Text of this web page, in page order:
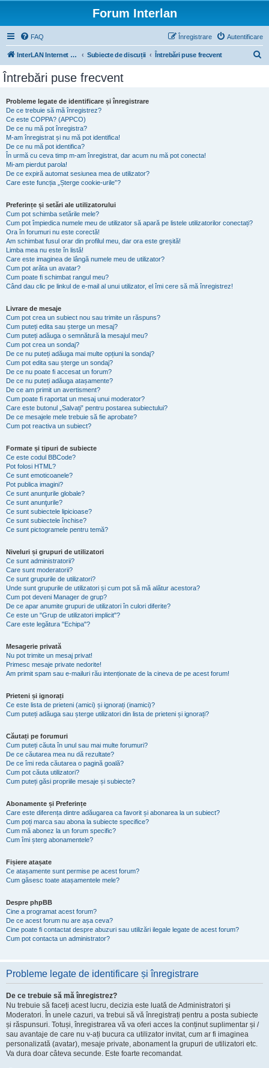
Forum Interlan
FAQ Autentificare
Înregistrare
InterLAN Internet Exchange Subiecte de discuții Întrebări puse frecvent
Întrebări puse frecvent
Probleme legate de identificare și înregistrare
De ce trebuie să mă înregistrez?
Ce este COPPA? (APPCO)
De ce nu mă pot înregistra?
M-am înregistrat și nu mă pot identifica!
De ce nu mă pot identifica?
În urmă cu ceva timp m-am înregistrat, dar acum nu mă pot conecta!
Mi-am pierdut parola!
De ce expiră automat sesiunea mea de utilizator?
Care este funcția „Șterge cookie-urile”?
Preferințe și setări ale utilizatorului
Cum pot schimba setările mele?
Cum pot împiedica numele meu de utilizator să apară pe listele utilizatorilor conectați?
Ora în forumuri nu este corectă!
Am schimbat fusul orar din profilul meu, dar ora este greșită!
Limba mea nu este în listă!
Care este imaginea de lângă numele meu de utilizator?
Cum pot arăta un avatar?
Cum poate fi schimbat rangul meu?
Când dau clic pe linkul de e-mail al unui utilizator, el îmi cere să mă înregistrez!
Livrare de mesaje
Cum pot crea un subiect nou sau trimite un răspuns?
Cum puteți edita sau șterge un mesaj?
Cum puteți adăuga o semnătură la mesajul meu?
Cum pot crea un sondaj?
De ce nu puteți adăuga mai multe opțiuni la sondaj?
Cum pot edita sau șterge un sondaj?
De ce nu poate fi accesat un forum?
De ce nu puteți adăuga atașamente?
De ce am primit un avertisment?
Cum poate fi raportat un mesaj unui moderator?
Care este butonul „Salvați” pentru postarea subiectului?
De ce mesajele mele trebuie să fie aprobate?
Cum pot reactiva un subiect?
Formate și tipuri de subiecte
Ce este codul BBCode?
Pot folosi HTML?
Ce sunt emoticoanele?
Pot publica imagini?
Ce sunt anunţurile globale?
Ce sunt anunţurile?
Ce sunt subiectele lipicioase?
Ce sunt subiectele închise?
Ce sunt pictogramele pentru temă?
Niveluri și grupuri de utilizatori
Ce sunt administratorii?
Care sunt moderatorii?
Ce sunt grupurile de utilizatori?
Unde sunt grupurile de utilizatori și cum pot să mă alătur acestora?
Cum pot deveni Manager de grup?
De ce apar anumite grupuri de utilizatori în culori diferite?
Ce este un "Grup de utilizatori implicit"?
Care este legătura "Echipa"?
Mesagerie privată
Nu pot trimite un mesaj privat!
Primesc mesaje private nedorite!
Am primit spam sau e-mailuri rău intenționate de la cineva de pe acest forum!
Prieteni și ignorați
Ce este lista de prieteni (amici) și ignorați (inamici)?
Cum puteți adăuga sau șterge utilizatori din lista de prieteni și ignorați?
Căutați pe forumuri
Cum puteți căuta în unul sau mai multe forumuri?
De ce căutarea mea nu dă rezultate?
De ce îmi reda căutarea o pagină goală?
Cum pot căuta utilizatori?
Cum puteți găsi propriile mesaje și subiecte?
Abonamente și Preferințe
Care este diferența dintre adăugarea ca favorit și abonarea la un subiect?
Cum poți marca sau abona la subiecte specifice?
Cum mă abonez la un forum specific?
Cum îmi șterg abonamentele?
Fișiere atașate
Ce atașamente sunt permise pe acest forum?
Cum găsesc toate atașamentele mele?
Despre phpBB
Cine a programat acest forum?
De ce acest forum nu are așa ceva?
Cine poate fi contactat despre abuzuri sau utilizări ilegale legate de acest forum?
Cum pot contacta un administrator?
Probleme legate de identificare și înregistrare
De ce trebuie să mă înregistrez?
Nu trebuie să faceți acest lucru, decizia este luată de Administratori și
Moderatori. În unele cazuri, va trebui să vă înregistrați pentru a posta subiecte
și răspunsuri. Totuși, înregistrarea vă va oferi acces la conținut suplimentar și /
sau avantaje de care nu v-ați bucura ca utilizator invitat, cum ar fi imaginea
personalizată (avatar), mesaje private, abonament la grupuri de utilizatori etc.
Va dura doar câteva secunde. Este foarte recomandat.